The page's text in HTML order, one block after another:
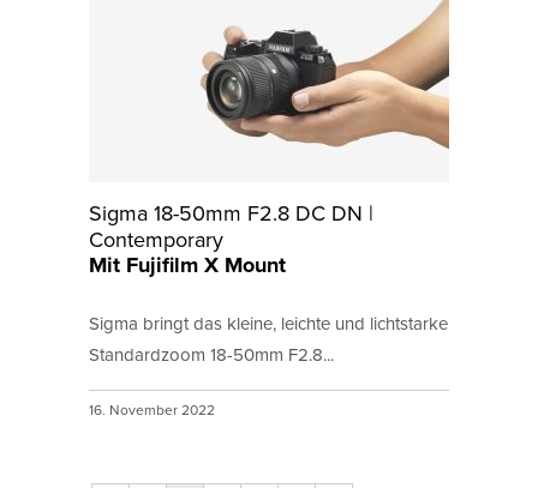
Sigma 18-50mm F2.8 DC DN |
Contemporary
Mit Fujifilm X Mount
Sigma bringt das kleine, leichte und lichtstarke
Standardzoom 18-50mm F2.8...
16. November 2022